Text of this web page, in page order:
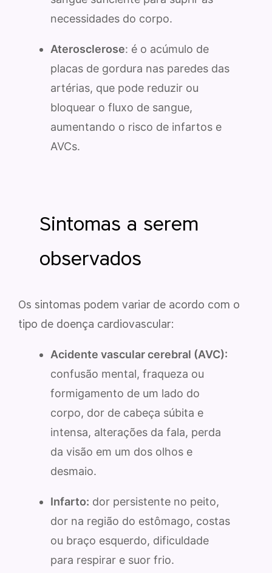
necessidades do corpo.
Aterosclerose: é o acúmulo de
placas de gordura nas paredes das
artérias, que pode reduzir ou
bloquear o fluxo de sangue,
aumentando o risco de infartos e
AVCs.
Sintomas a serem
observados
Os sintomas podem variar de acordo com o
tipo de doença cardiovascular:
Acidente vascular cerebral (AVC):
confusão mental, fraqueza ou
formigamento de um lado do
corpo, dor de cabeça súbita e
intensa, alterações da fala, perda
da visão em um dos olhos e
desmaio.
Infarto: dor persistente no peito,
dor na região do estômago, costas
ou braço esquerdo, dificuldade
para respirar e suor frio.